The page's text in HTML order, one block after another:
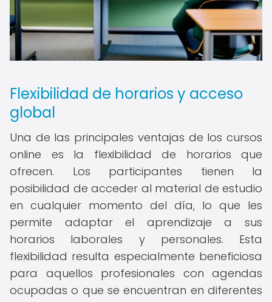
Flexibilidad de horarios y acceso
global
Una de las principales ventajas de los cursos
online es la flexibilidad de horarios que
ofrecen. Los participantes tienen la
posibilidad de acceder al material de estudio
en cualquier momento del día, lo que les
permite adaptar el aprendizaje a sus
horarios laborales y personales. Esta
flexibilidad resulta especialmente beneficiosa
para aquellos profesionales con agendas
ocupadas o que se encuentran en diferentes